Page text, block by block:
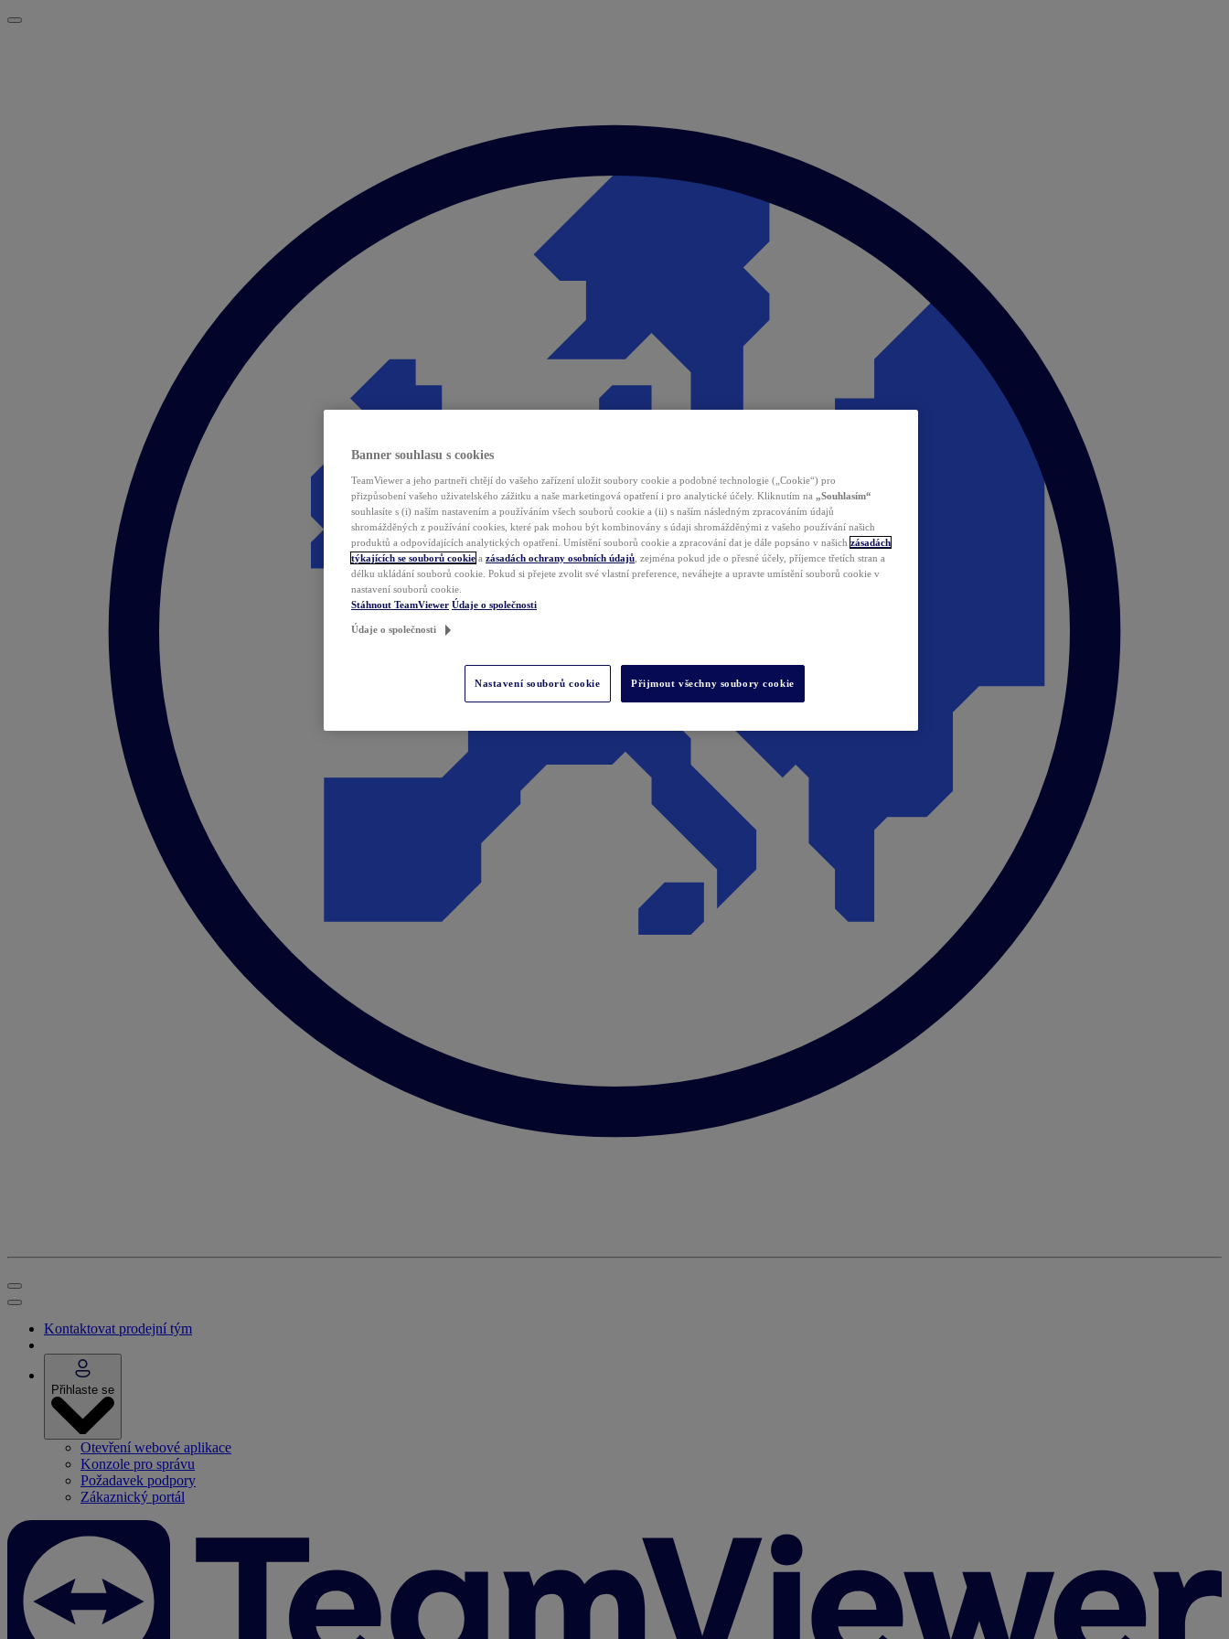
Kontaktovat prodejní tým
Přihlaste se
Otevření webové aplikace
Konzole pro správu
Požadavek podpory
Zákaznický portál
Banner souhlasu s cookies
TeamViewer a jeho partneři chtějí do vašeho zařízení uložit soubory cookie a podobné technologie („Cookie“) pro
přizpůsobení vašeho uživatelského zážitku a naše marketingová opatření i pro analytické účely. Kliknutím na „Souhlasím“
souhlasíte s (i) naším nastavením a používáním všech souborů cookie a (ii) s naším následným zpracováním údajů
shromážděných z používání cookies, které pak mohou být kombinovány s údaji shromážděnými z vašeho používání našich
produktů a odpovídajících analytických opatření. Umístění souborů cookie a zpracování dat je dále popsáno v našich zásadách
týkajících se souborů cookie a zásadách ochrany osobních údajů , zejména pokud jde o přesné účely, příjemce třetích stran a
délku ukládání souborů cookie. Pokud si přejete zvolit své vlastní preference, neváhejte a upravte umístění souborů cookie v
nastavení souborů cookie.
Stáhnout TeamViewer Údaje o společnosti
Údaje o společnosti
Nastavení souborů cookie Přijmout všechny soubory cookie